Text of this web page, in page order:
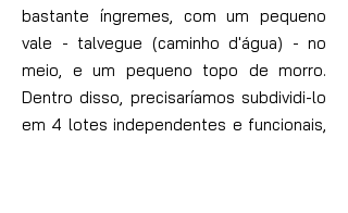
bastante íngremes, com um pequeno
vale - talvegue (caminho d'água) - no
meio, e um pequeno topo de morro.
Dentro disso, precisaríamos subdividi-lo
em 4 lotes independentes e funcionais,